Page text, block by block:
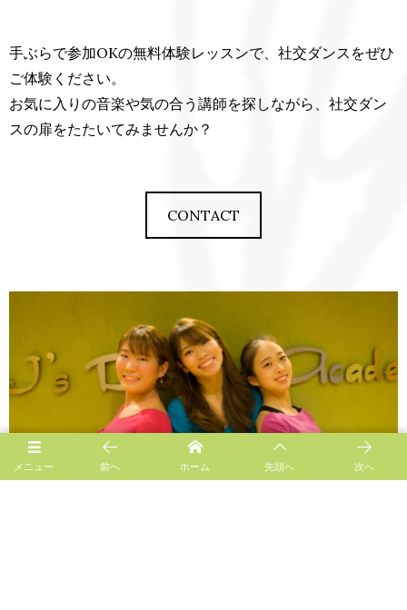
手ぶらで参加OKの無料体験レッスンで、社交ダンスをぜひ
ご体験ください。
お気に入りの音楽や気の合う講師を探しながら、社交ダン
スの扉をたたいてみませんか？
CONTACT
メニュー 前へ ホーム 先頭へ 次へ